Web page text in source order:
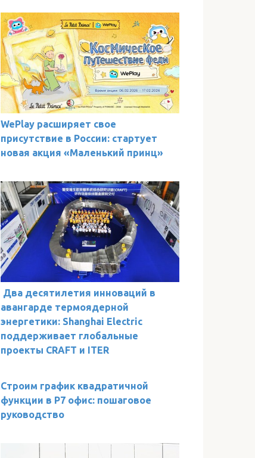
WePlay расширяет свое
присутствие в России: стартует
новая акция «Маленький принц»
Два десятилетия инноваций в
авангарде термоядерной
энергетики: Shanghai Electric
поддерживает глобальные
проекты CRAFT и ITER
Строим график квадратичной
функции в Р7 офис: пошаговое
руководство